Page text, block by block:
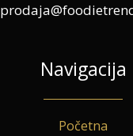
Navigacija
Početna